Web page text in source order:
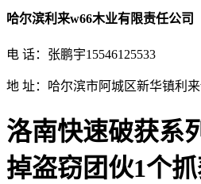
哈尔滨利来w66木业有限责任公司
电 话：张鹏宇15546125533
地 址：哈尔滨市阿城区新华镇利
洛南快速破获系
掉盗窃团伙1个